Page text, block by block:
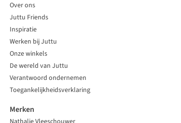
Over ons
Juttu Friends
Inspiratie
Werken bij Juttu
Onze winkels
De wereld van Juttu
Verantwoord ondernemen
Toegankelijkheidsverklaring
Merken